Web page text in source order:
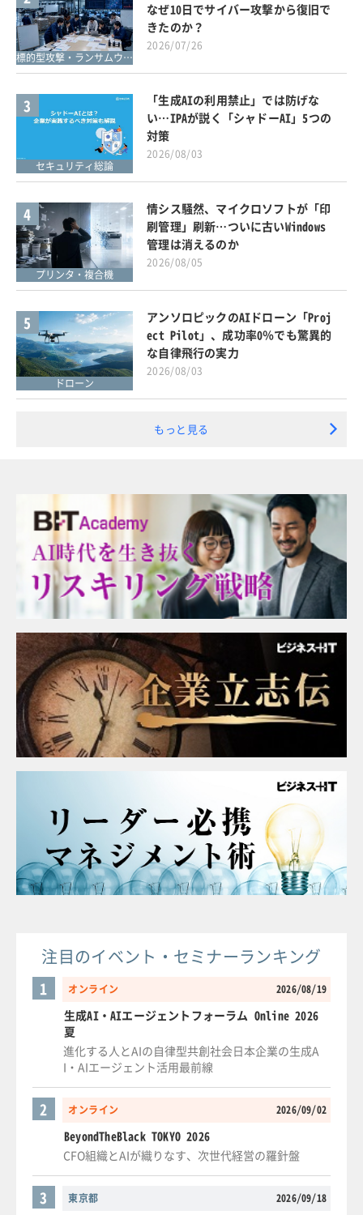
標的型攻撃・ランサムウェア対策
なぜ10日でサイバー攻撃から復旧で
きたのか？
2026/07/26
3
セキュリティ総論
「生成AIの利用禁止」では防げな
い…IPAが説く「シャドーAI」5つの
対策
2026/08/03
4
プリンタ・複合機
情シス騒然、マイクロソフトが「印
刷管理」刷新…ついに古いWindows
管理は消えるのか
2026/08/05
5
ドローン
アンソロピックのAIドローン「Proj
ect Pilot」、成功率0％でも驚異的
な自律飛行の実力
2026/08/03
もっと見る
注目のイベント・セミナーランキング
オンライン 2026/08/19
1
生成AI・AIエージェントフォーラム Online 2026
夏
進化する人とAIの自律型共創社会日本企業の生成A
I・AIエージェント活用最前線
オンライン 2026/09/02
2
BeyondTheBlack TOKYO 2026
CFO組織とAIが織りなす、次世代経営の羅針盤
東京都 2026/09/18
3